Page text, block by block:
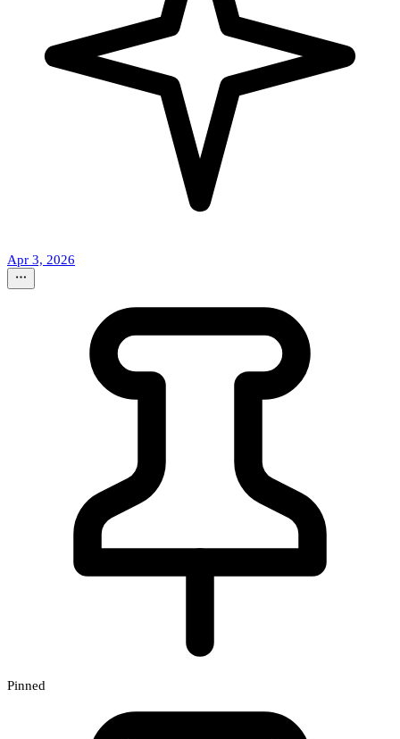
Apr 3, 2026
Pinned